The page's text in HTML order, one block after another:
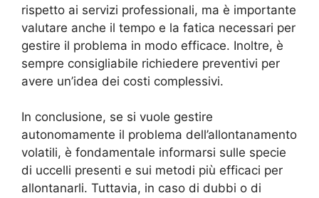
rispetto ai servizi professionali, ma è importante
valutare anche il tempo e la fatica necessari per
gestire il problema in modo efficace. Inoltre, è
sempre consigliabile richiedere preventivi per
avere un’idea dei costi complessivi.
In conclusione, se si vuole gestire
autonomamente il problema dell’allontanamento
volatili, è fondamentale informarsi sulle specie
di uccelli presenti e sui metodi più efficaci per
allontanarli. Tuttavia, in caso di dubbi o di